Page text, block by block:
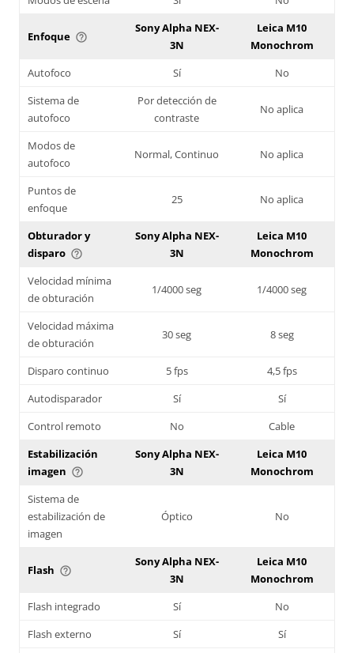
Enfoque help_outline
Sony Alpha NEX-
3N
Leica M10
Monochrom
Autofoco
Sí
No
Sistema de
autofoco
Por detección de
contraste
No aplica
Modos de
autofoco
Normal, Continuo No aplica
Puntos de
enfoque
25 No aplica
Obturador y
disparo help_outline
Sony Alpha NEX-
3N
Leica M10
Monochrom
Velocidad mínima
de obturación
1/4000 seg 1/4000 seg
Velocidad máxima
de obturación
30 seg 8 seg
Disparo continuo 5 fps
4,5 fps
Autodisparador
Sí
Sí
Control remoto
No
Cable
Estabilización
imagen help_outline
Sony Alpha NEX-
3N
Leica M10
Monochrom
Sistema de
estabilización de
imagen
Óptico No
Flash help_outline
Sony Alpha NEX-
3N
Leica M10
Monochrom
Flash integrado
Sí
No
Flash externo
Sí
Sí